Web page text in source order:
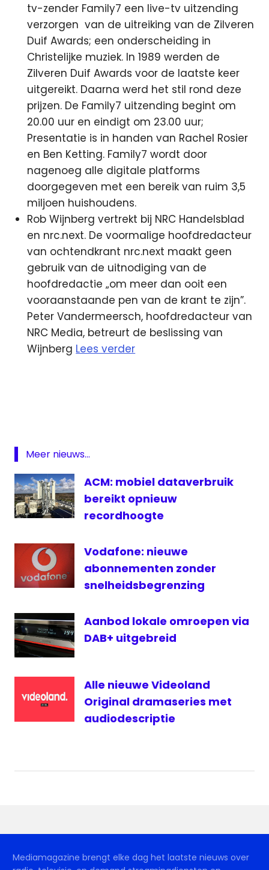
tv-zender Family7 een live-tv uitzending
verzorgen van de uitreiking van de Zilveren
Duif Awards; een onderscheiding in
Christelijke muziek. In 1989 werden de
Zilveren Duif Awards voor de laatste keer
uitgereikt. Daarna werd het stil rond deze
prijzen. De Family7 uitzending begint om
20.00 uur en eindigt om 23.00 uur;
Presentatie is in handen van Rachel Rosier
en Ben Ketting. Family7 wordt door
nagenoeg alle digitale platforms
doorgegeven met een bereik van ruim 3,5
miljoen huishoudens.
Rob Wijnberg vertrekt bij NRC Handelsblad
en nrc.next. De voormalige hoofdredacteur
van ochtendkrant nrc.next maakt geen
gebruik van de uitnodiging van de
hoofdredactie „om meer dan ooit een
vooraanstaande pen van de krant te zijn”.
Peter Vandermeersch, hoofdredacteur van
NRC Media, betreurt de beslissing van
Wijnberg Lees verder
rtl
Vodafone
Zoeterwoude
Meer nieuws...
ACM: mobiel dataverbruik
bereikt opnieuw
recordhoogte
Vodafone: nieuwe
abonnementen zonder
snelheidsbegrenzing
Aanbod lokale omroepen via
DAB+ uitgebreid
Alle nieuwe Videoland
Original dramaseries met
audiodescriptie
Mediamagazine brengt elke dag het laatste nieuws over